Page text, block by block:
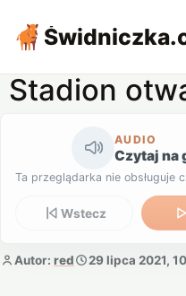
Świdniczka
Stadion
AUDIO
Czytaj na
Ta przeglądarka nie obsługuje
Wstecz
Autor: red 29 lipca 2021,